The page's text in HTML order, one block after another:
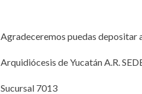
Agradeceremos puedas depositar
Arquidiócesis de Yucatán A.R.
Sucursal 7013